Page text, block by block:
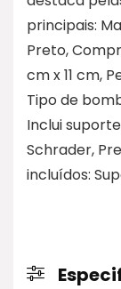
principais:
Preto,
cm x 11 cm,
Tipo de
Inclui
Schrader,
incluídos: